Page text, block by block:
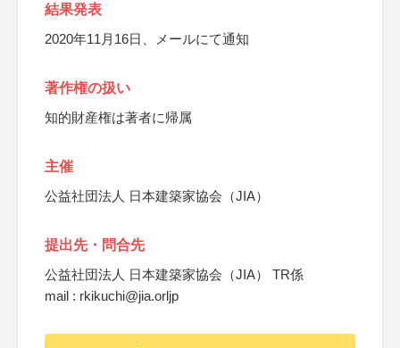
結果発表
2020年11月16日、メールにて通知
著作権の扱い
知的財産権は著者に帰属
主催
公益社団法人 日本建築家協会（JIA）
提出先・問合先
公益社団法人 日本建築家協会（JIA） TR係
mail : rkikuchi@jia.orljp